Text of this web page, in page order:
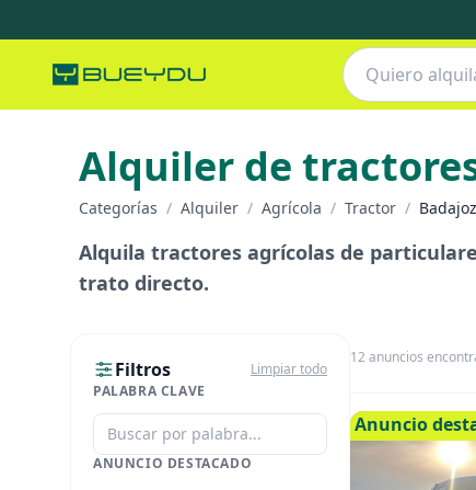
Alquiler de
Categorías / Alquiler / Agrícola / Tractor /
Alquila tractores agrícolas de
trato directo.
Filtros
Limpiar todo
PALABRA CLAVE
ANUNCIO DESTACADO
12 anuncios
Anuncio